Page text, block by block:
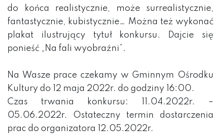
do końca realistycznie, może surrealistycznie,
fantastycznie, kubistycznie… Można też wykonać
plakat ilustrujący tytuł konkursu. Dajcie się
ponieść „Na fali wyobraźni”.
Na Wasze prace czekamy w Gminnym Ośrodku
Kultury do 12 maja 2022r. do godziny 16:00.
Czas trwania konkursu: 11.04.2022r. –
05.06.2022r. Ostateczny termin dostarczenia
prac do organizatora 12.05.2022r.